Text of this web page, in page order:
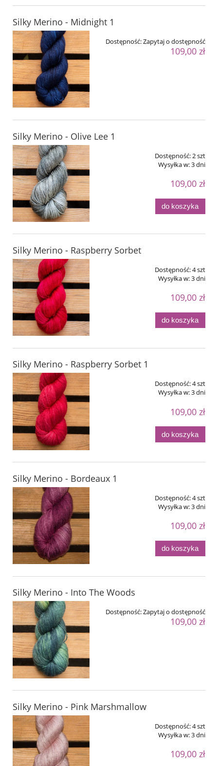
Silky Merino - Midnight 1
Dostępność:Zapytaj o dostępność
109,00 zł
Silky Merino - Olive Lee 1
Dostępność: 2 szt
Wysyłka w:3 dni
109,00 zł
do koszyka
Silky Merino - Raspberry Sorbet
Dostępność:4 szt
Wysyłka w:3 dni
109,00 zł
do koszyka
Silky Merino - Raspberry Sorbet 1
Dostępność:4 szt
Wysyłka w:3 dni
109,00 zł
do koszyka
Silky Merino - Bordeaux 1
Dostępność:4 szt
Wysyłka w:3 dni
109,00 zł
do koszyka
Silky Merino - Into The Woods
Dostępność:Zapytaj o dostępność
109,00 zł
Silky Merino - Pink Marshmallow
Dostępność:4 szt
Wysyłka w:3 dni
109,00 zł